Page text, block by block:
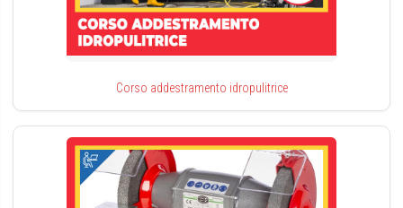
Corso addestramento idropulitrice